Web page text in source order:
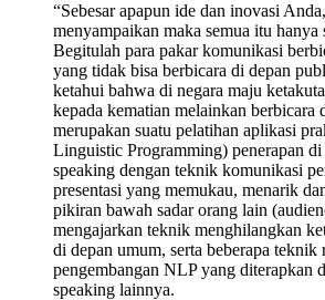
“Sebesar apapun ide dan inovasi
menyampaikan maka semua itu hanya
Begitulah para pakar komunikasi
yang tidak bisa berbicara di depan
ketahui bahwa di negara maju
kepada kematian melainkan berbicara
merupakan suatu pelatihan aplikasi
Linguistic Programming) penerapan
speaking dengan teknik komunikasi
presentasi yang memukau, menarik
pikiran bawah sadar orang lain
mengajarkan teknik menghilangkan
di depan umum, serta beberapa teknik
pengembangan NLP yang diterapkan
speaking lainnya.